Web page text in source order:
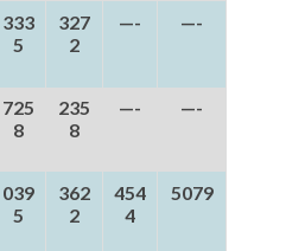
333
5
327
2
—- —-
725
8
235
8
—- —-
039
5
362
2
454
4
5079